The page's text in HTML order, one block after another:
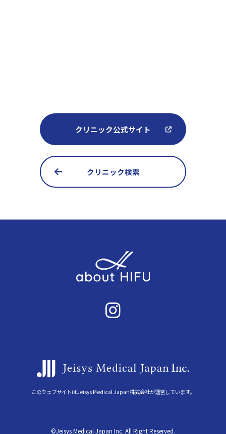
クリニック公式サイト
クリニック検索
このウェブサイトはJeisys Medical Japan株式会社が運営しています。
©Jeisys Medical Japan Inc. All Right Reserved.